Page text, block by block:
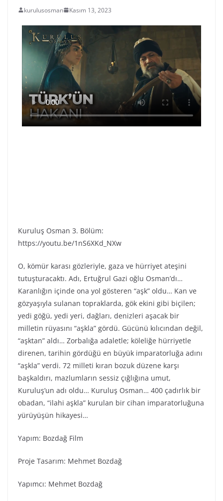
kurulusosman Kasım 13, 2023
Kuruluş Osman 3. Bölüm:
https://youtu.be/1nS6XKd_NXw
O, kömür karası gözleriyle, gaza ve hürriyet ateşini
tutuşturacaktı. Adı, Ertuğrul Gazi oğlu Osman’dı…
Karanlığın içinde ona yol gösteren “aşk” oldu… Kan ve
gözyaşıyla sulanan topraklarda, gök ekini gibi biçilen;
yedi göğü, yedi yeri, dağları, denizleri aşacak bir
milletin rüyasını “aşkla” gördü. Gücünü kılıcından değil,
“aşktan” aldı… Zorbalığa adaletle; köleliğe hürriyetle
direnen, tarihin gördüğü en büyük imparatorluğa adını
“aşkla” verdi. 72 milleti kıran bozuk düzene karşı
başkaldırı, mazlumların sessiz çığlığına umut,
Kuruluş’un adı oldu… Kuruluş Osman… 400 çadırlık bir
obadan, “ilahi aşkla” kurulan bir cihan imparatorluğuna
yürüyüşün hikayesi…
Yapım: Bozdağ Fi̇lm
Proje Tasarım: Mehmet Bozdağ
Yapımcı: Mehmet Bozdağ